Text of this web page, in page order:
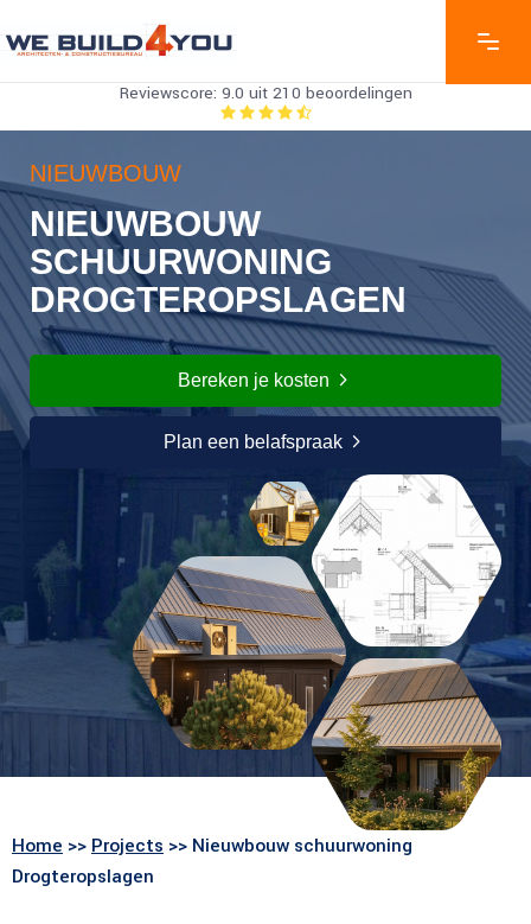
Reviewscore: 9.0 uit 210 beoordelingen
NIEUWBOUW
NIEUWBOUW
SCHUURWONING
DROGTEROPSLAGEN
Bereken je kosten
Plan een belafspraak
Home >> Projects >> Nieuwbouw schuurwoning
Drogteropslagen